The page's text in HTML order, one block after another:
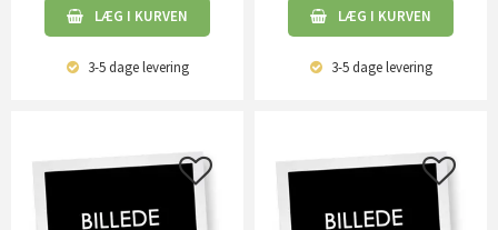
LÆG I KURVEN
3-5 dagelevering
LÆG I KURVEN
3-5 dagelevering